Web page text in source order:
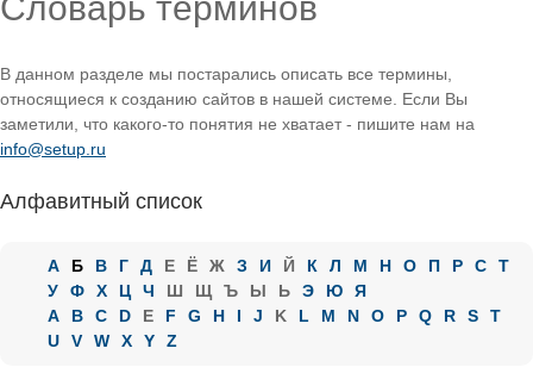
Словарь терминов
В данном разделе мы постарались описать все термины,
относящиеся к созданию сайтов в нашей системе. Если Вы
заметили, что какого-то понятия не хватает - пишите нам на
info@setup.ru
Алфавитный список
А Б В Г Д Е Ё Ж З И Й К Л М Н О П Р С
Т
У
Ф Х Ц Ч Ш Щ Ъ Ы Ь Э Ю
Я
A
B C D E F G H I J K L M N O P Q R S
T
U
V W X Y Z